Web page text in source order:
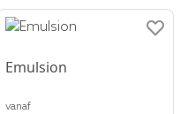
Emulsion
vanaf